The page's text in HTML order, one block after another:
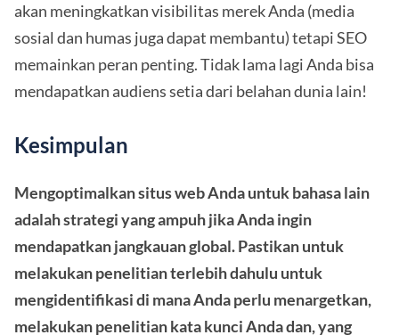
akan meningkatkan visibilitas merek Anda (media
sosial dan humas juga dapat membantu) tetapi SEO
memainkan peran penting. Tidak lama lagi Anda bisa
mendapatkan audiens setia dari belahan dunia lain!
Kesimpulan
Mengoptimalkan situs web Anda untuk bahasa lain
adalah strategi yang ampuh jika Anda ingin
mendapatkan jangkauan global. Pastikan untuk
melakukan penelitian terlebih dahulu untuk
mengidentifikasi di mana Anda perlu menargetkan,
melakukan penelitian kata kunci Anda dan, yang